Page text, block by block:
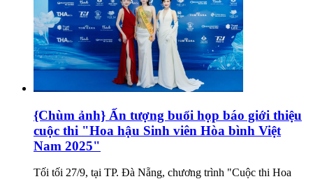
{Chùm ảnh} Ấn tượng buổi họp báo giới thiệu
cuộc thi "Hoa hậu Sinh viên Hòa bình Việt
Nam 2025"
Tối tối 27/9, tại TP. Đà Nẵng, chương trình "Cuộc thi Hoa